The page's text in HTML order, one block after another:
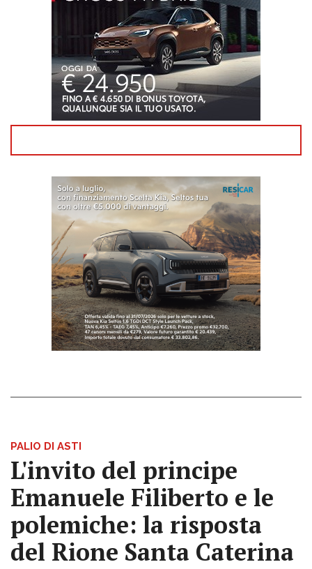
PALIO DI ASTI
L'invito del principe
Emanuele Filiberto e le
polemiche: la risposta
del Rione Santa Caterina